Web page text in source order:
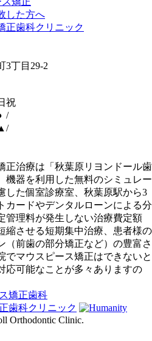
した方へ
3丁目29-2
祝
/
/
正治療は「秋葉原リヨンドール歯
機器を利用した無料のシミュレー
した個室診療室、秋葉原駅から3
カードやデンタルローンによる分
管理料が発生しない治療費定額
縮させる短期集中治療、患者様の
（前歯の部分矯正など）の豊富さ
でマウスピース矯正はできないと
応可能なことが多々ありますの
Orthodontic Clinic.